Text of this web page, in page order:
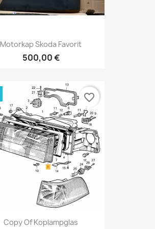
Motorkap Skoda Favorit
500,00 €
Copy Of Koplampglas
favorite_border